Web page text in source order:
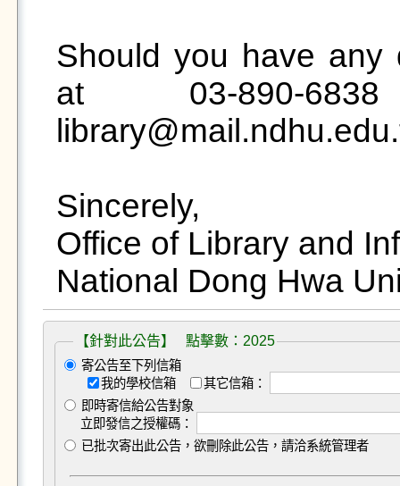
Should you have any
at 03-890-
Sincerely,
Office of Library and
National Dong Hwa
【針對此公告】 點擊數：2025
寄公告至下列信箱
我的學校信箱
其它信箱：
即時寄信給公告對象
立即發信之授權碼：
已批次寄出此公告，欲刪除此公告，請洽系統管理者